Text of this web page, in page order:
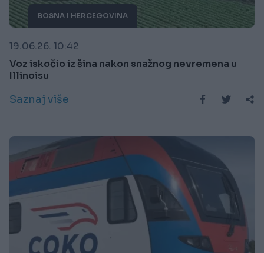
BOSNA I HERCEGOVINA
19.06.26. 10:42
Voz iskočio iz šina nakon snažnog nevremena u
Illinoisu
Saznaj više